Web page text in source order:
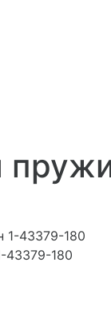
43379-180